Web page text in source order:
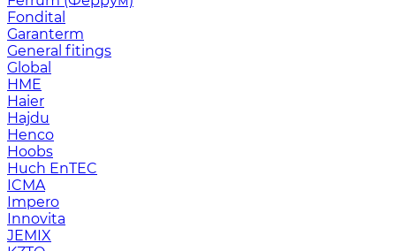
Fondital
Garanterm
General fitings
Global
HME
Haier
Hajdu
Henco
Hoobs
Huch EnTEC
ICMA
Impero
Innovita
JEMIX